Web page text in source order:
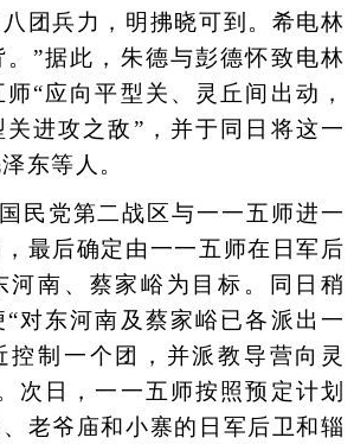
团兵力，明拂晓可到。希电林
”据此，朱德与彭德怀致电林
“应向平型关、灵丘间出动，
进攻之敌”，并于同日将这一
东等人。
党第二战区与一一五师进一
最后确定由一一五师在日军后
河南、蔡家峪为目标。同日稍
对东河南及蔡家峪已各派出一
控制一个团，并派教导营向灵
次日，一一五师按照预定计划
老爷庙和小寨的日军后卫和辎